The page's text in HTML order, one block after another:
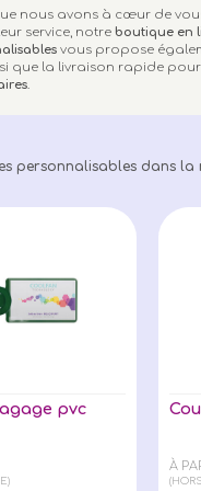
nous avons à cœur de
service, notreboutique en
vous propose
que la livraison rapide
.
personnalisables dans la
pvc
À